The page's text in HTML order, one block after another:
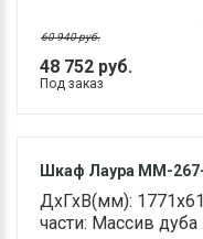
48 752 руб.
60 940 руб.
Под заказ
Шкаф Лаура ММ-
ДхГхВ(мм):
части: Массив дуба